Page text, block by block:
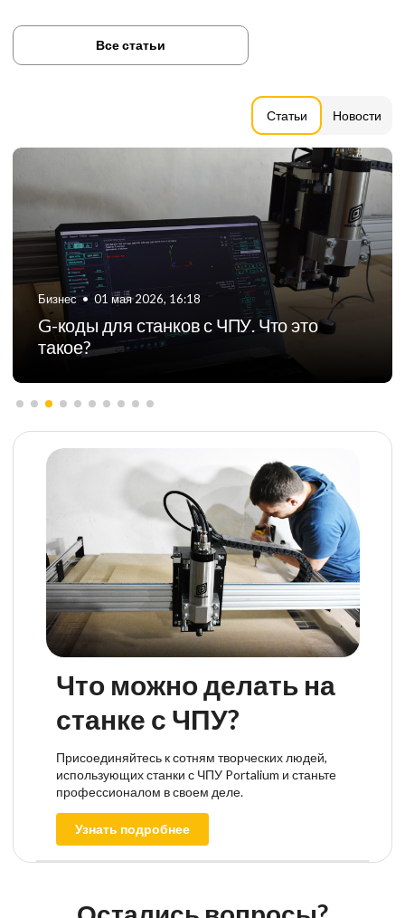
Статьи Новости
Все статьи
Бизнес • 06 августа 2024, 11:21
ТОП-5 российских производителей
фрезерных станков с ЧПУ
Что можно делать на
станке с ЧПУ?
Присоединяйтесь к сотням творческих людей,
использующих станки с ЧПУ Portalium и станьте
профессионалом в своем деле.
Узнать подробнее